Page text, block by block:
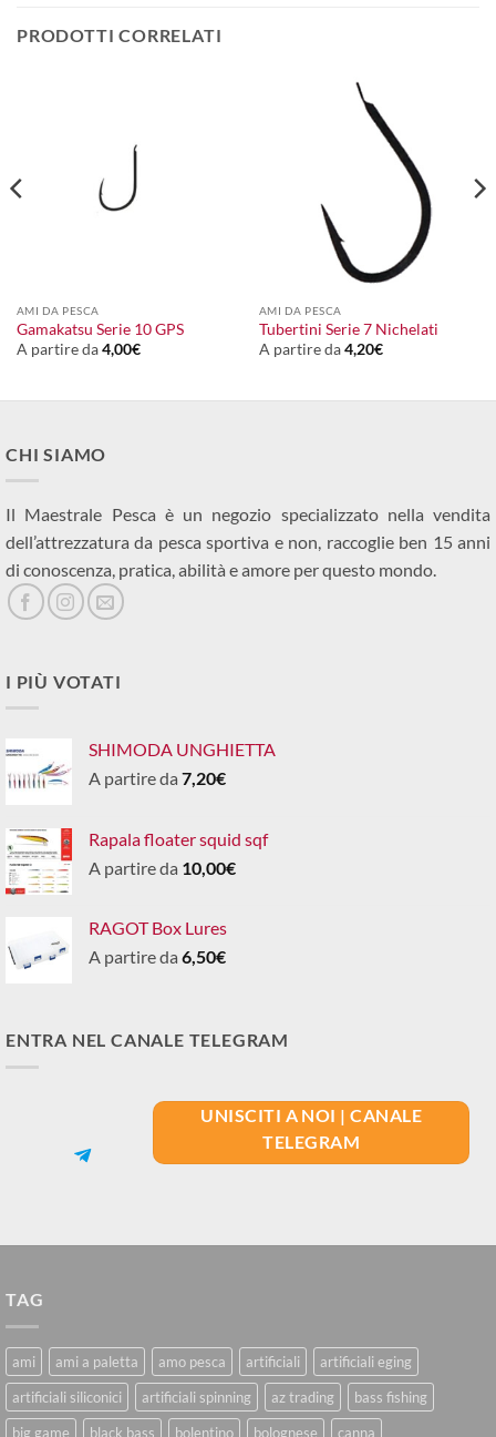
PRODOTTI CORRELATI
AMI DA PESCA
Gamakatsu Serie 10 GPS
A partire da4,00€
AMI DA PESCA
Tubertini Serie 7 Nichelati
A partire da4,20€
CHI SIAMO
Il Maestrale Pesca è un negozio specializzato nella vendita
dell’attrezzatura da pesca sportiva e non, raccoglie ben 15 anni
di conoscenza, pratica, abilità e amore per questo mondo.
I PIÙ VOTATI
SHIMODA UNGHIETTA
A partire da 7,20€
Rapala floater squid sqf
A partire da 10,00€
RAGOT Box Lures
A partire da 6,50€
ENTRA NEL CANALE TELEGRAM
UNISCITI A NOI | CANALE
TELEGRAM
TAG
ami ami a paletta amo pesca artificiali
artificiali eging
artificiali siliconici
artificiali spinning az trading
bass fishing
big game
black bass bolentino bolognese canna